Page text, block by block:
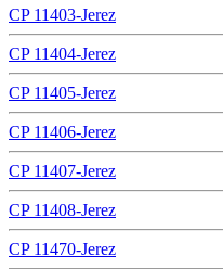
CP 11403-Jerez
CP 11404-Jerez
CP 11405-Jerez
CP 11406-Jerez
CP 11407-Jerez
CP 11408-Jerez
CP 11470-Jerez